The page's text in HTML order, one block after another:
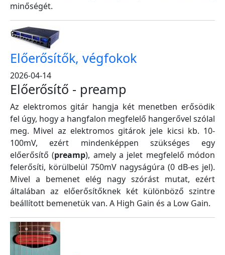
minőségét.
Előerősítők, végfokok
2026-04-14
Előerősítő - preamp
Az elektromos gitár hangja két menetben erősödik
fel úgy, hogy a hangfalon megfelelő hangerővel szólal
meg. Mivel az elektromos gitárok jele kicsi kb. 10-
100mV, ezért mindenképpen szükséges egy
előerősítő (preamp), amely a jelet megfelelő módon
felerősíti, körülbelül 750mV nagyságúra (0 dB-es jel).
Mivel a bemenet elég nagy szórást mutat, ezért
általában az előerősítőknek két különböző szintre
beállított bemenetük van. A High Gain és a Low Gain.